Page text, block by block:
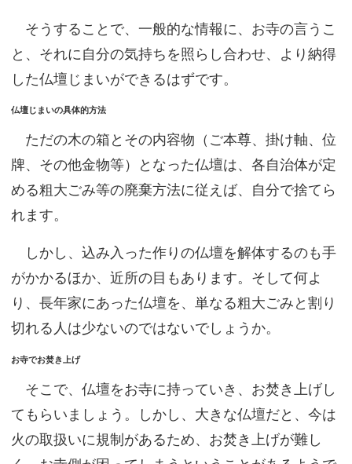
そうすることで、一般的な情報に、お寺の言うこ
と、それに自分の気持ちを照らし合わせ、より納得
した仏壇じまいができるはずです。
仏壇じまいの具体的方法
ただの木の箱とその内容物（ご本尊、掛け軸、位
牌、その他金物等）となった仏壇は、各自治体が定
める粗大ごみ等の廃棄方法に従えば、自分で捨てら
れます。
しかし、込み入った作りの仏壇を解体するのも手
がかかるほか、近所の目もあります。そして何よ
り、長年家にあった仏壇を、単なる粗大ごみと割り
切れる人は少ないのではないでしょうか。
お寺でお焚き上げ
そこで、仏壇をお寺に持っていき、お焚き上げし
てもらいましょう。しかし、大きな仏壇だと、今は
火の取扱いに規制があるため、お焚き上げが難し